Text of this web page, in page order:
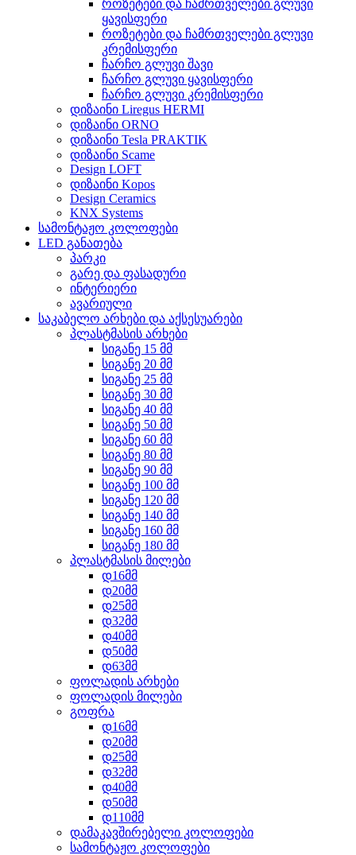
როზეტები და ჩამრთველები გლუვი
ყავისფერი
როზეტები და ჩამრთველები გლუვი
კრემისფერი
ჩარჩო გლუვი შავი
ჩარჩო გლუვი ყავისფერი
ჩარჩო გლუვი კრემისფერი
დიზაინი Liregus HERMI
დიზაინი ORNO
დიზაინი Tesla PRAKTIK
დიზაინი Scame
Design LOFT
დიზაინი Kopos
Design Ceramics
KNX Systems
სამონტაჟო კოლოფები
LED განათება
პარკი
გარე და ფასადური
ინტერიერი
ავარიული
საკაბელო არხები და აქსესუარები
პლასტმასის არხები
სიგანე 15 მმ
სიგანე 20 მმ
სიგანე 25 მმ
სიგანე 30 მმ
სიგანე 40 მმ
სიგანე 50 მმ
სიგანე 60 მმ
სიგანე 80 მმ
სიგანე 90 მმ
სიგანე 100 მმ
სიგანე 120 მმ
სიგანე 140 მმ
სიგანე 160 მმ
სიგანე 180 მმ
პლასტმასის მილები
დ16მმ
დ20მმ
დ25მმ
დ32მმ
დ40მმ
დ50მმ
დ63მმ
ფოლადის არხები
ფოლადის მილები
გოფრა
დ16მმ
დ20მმ
დ25მმ
დ32მმ
დ40მმ
დ50მმ
დ110მმ
დამაკავშირებელი კოლოფები
სამონტაჟო კოლოფები